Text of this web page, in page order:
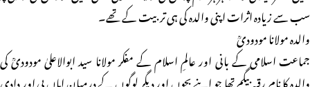
سب سے زیادہ اثرات اپنی والدہ کی ہی تربیت کے تھے۔
والدہ مولانا مودودیؒ
جماعت اسلامی کے بانی اور عالمِ اسلام کے مفکر مولانا سید ابوالاعلیٰ مودودیؒ کی
والدہ کا نام رقیہ بیگم تھا جو اپنے بچوں اور دیگر لوگوں کے درمیان اماں بی اور دادی